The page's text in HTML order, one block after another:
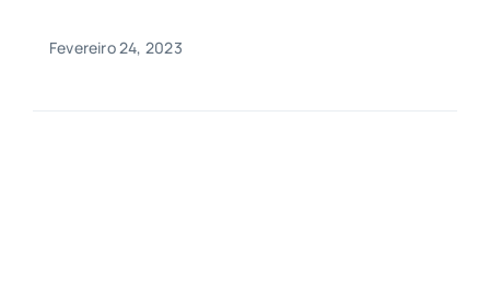
Fevereiro 24, 2023